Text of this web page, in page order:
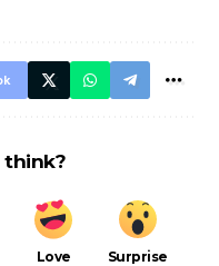
think?
Love Surprise